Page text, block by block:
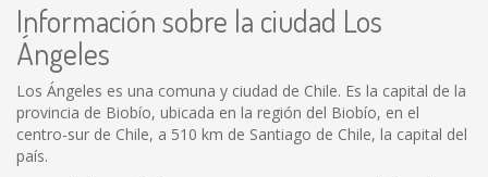
Información sobre la ciudad Los
Ángeles
Los Ángeles es una comuna y ciudad de Chile. Es la capital de la
provincia de Biobío, ubicada en la región del Biobío, en el
centro-sur de Chile, a 510 km de Santiago de Chile, la capital del
país.